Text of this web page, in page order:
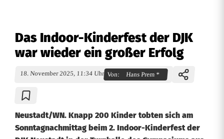
Das Indoor-Kinderfest der DJK
war wieder ein großer Erfolg
18. November 2025, 11:34 Uhr Von: Hans Prem *
Neustadt/WN. Knapp 200 Kinder tobten sich am
Sonntagnachmittag beim 2. Indoor-Kinderfest der